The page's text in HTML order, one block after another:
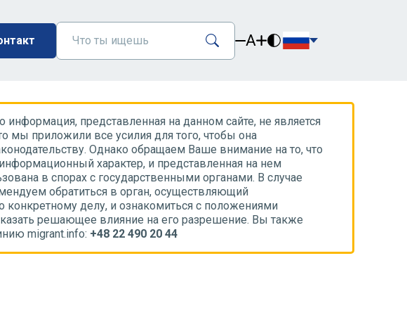
A
представленная на данном сайте, не является
мы приложили все усилия для того, чтобы она
Однако обращаем Ваше внимание на то, что
характер, и представленная на нем
в спорах с государственными органами. В случае
обратиться в орган, осуществляющий
конкретному делу, и ознакомиться с положениями
решающее влияние на его разрешение. Вы также
migrant.info: +48 22 490 20 44